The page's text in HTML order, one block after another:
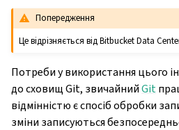
Попередження
Це відрізняється від Bitbucket Data
Потреби у використання цього
до сховищ Git, звичайнийGit
відмінністю є спосіб обробки
зміни записуються